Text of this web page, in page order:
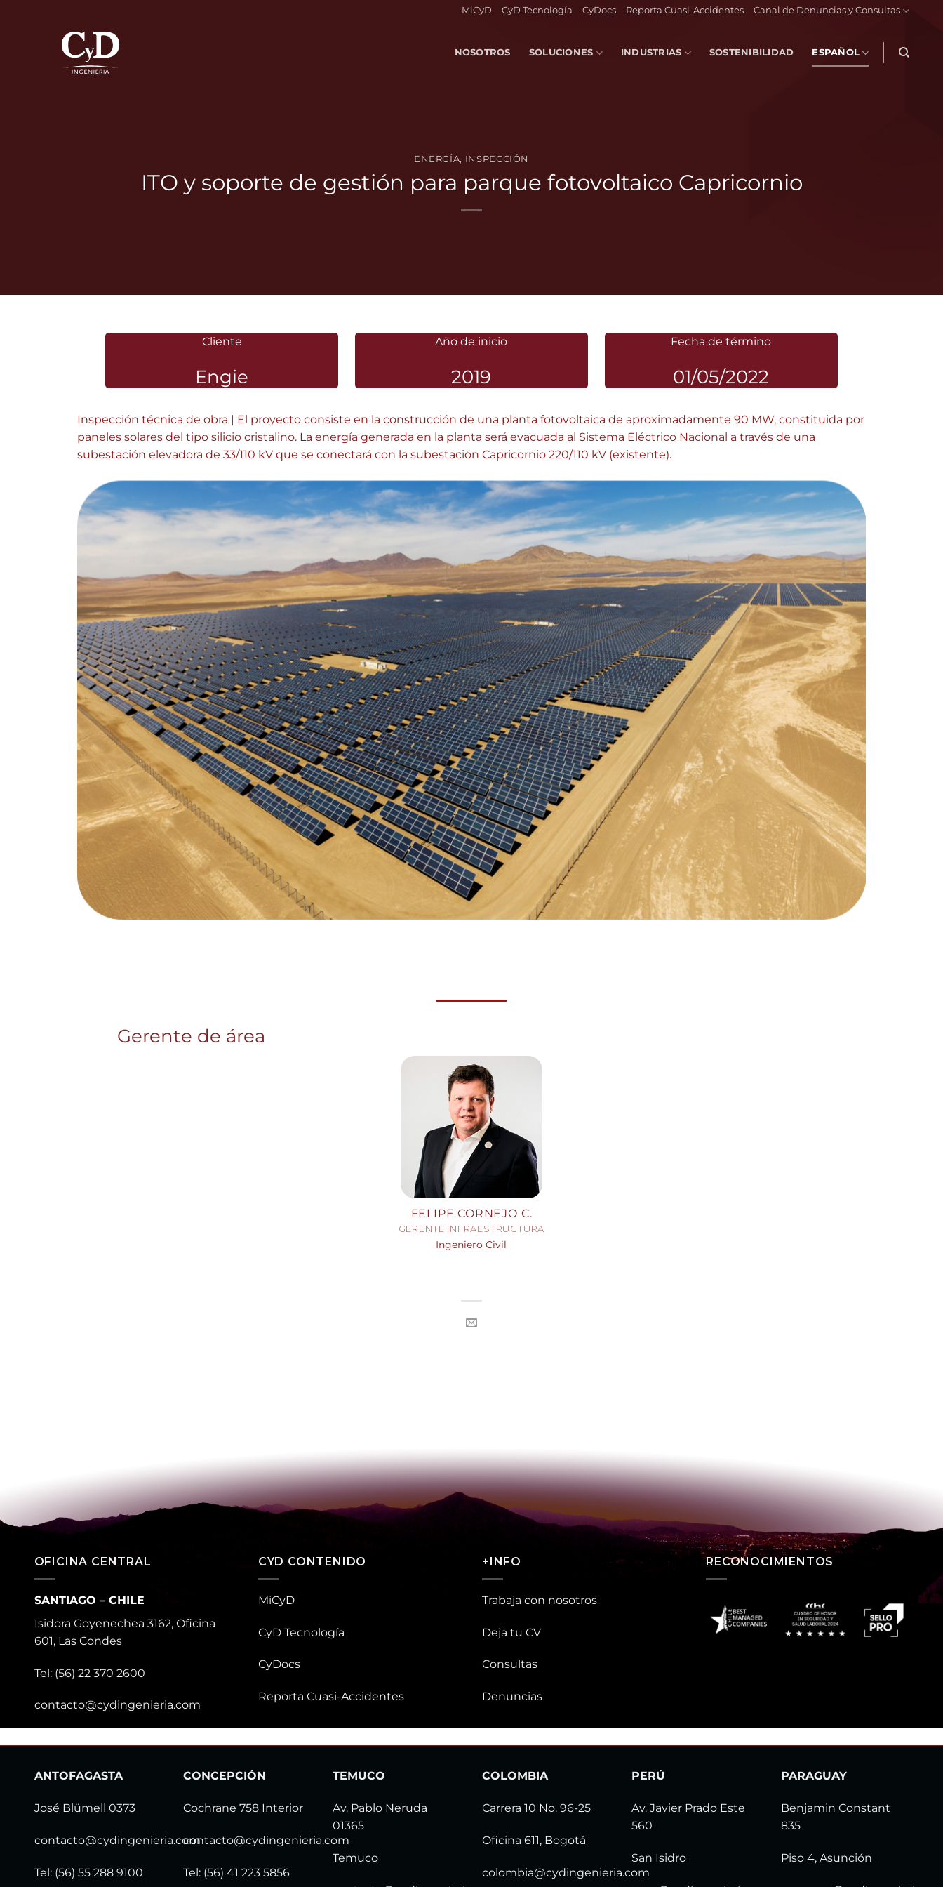
MiCyD CyD Tecnología CyDocs Reporta Cuasi-Accidentes Canal de Denuncias y Consultas
NOSOTROS SOLUCIONES INDUSTRIAS SOSTENIBILIDAD ESPAÑOL
ENERGÍA, INSPECCIÓN
ITO y soporte de gestión para parque fotovoltaico Capricornio
Cliente
Engie
Año de inicio
2019
Fecha de término
01/05/2022
Inspección técnica de obra | El proyecto consiste en la construcción de una planta fotovoltaica de aproximadamente 90 MW, constituida por
paneles solares del tipo silicio cristalino. La energía generada en la planta será evacuada al Sistema Eléctrico Nacional a través de una
subestación elevadora de 33/110 kV que se conectará con la subestación Capricornio 220/110 kV (existente).
Gerente de área
FELIPE CORNEJO C.
GERENTE INFRAESTRUCTURA
Ingeniero Civil
OFICINA CENTRAL
SANTIAGO – CHILE
Isidora Goyenechea 3162, Oficina
601, Las Condes
Tel: (56) 22 370 2600
contacto@cydingenieria.com
CYD CONTENIDO
MiCyD
CyD Tecnología
CyDocs
Reporta Cuasi-Accidentes
+INFO
Trabaja con nosotros
Deja tu CV
Consultas
Denuncias
RECONOCIMIENTOS
ANTOFAGASTA
José Blümell 0373
contacto@cydingenieria.com
Tel: (56) 55 288 9100
CONCEPCIÓN
Cochrane 758 Interior
contacto@cydingenieria.com
Tel: (56) 41 223 5856
TEMUCO
Av. Pablo Neruda
01365
Temuco
COLOMBIA
Carrera 10 No. 96-25
Oficina 611, Bogotá
colombia@cydingenieria.com
PERÚ
Av. Javier Prado Este
560
San Isidro
PARAGUAY
Benjamin Constant
835
Piso 4, Asunción